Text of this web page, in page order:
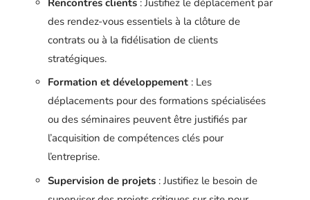
des rendez-vous essentiels à la clôture de
contrats ou à la fidélisation de clients
stratégiques.
Formation et développement : Les
déplacements pour des formations spécialisées
ou des séminaires peuvent être justifiés par
l’acquisition de compétences clés pour
l’entreprise.
Supervision de projets : Justifiez le besoin de